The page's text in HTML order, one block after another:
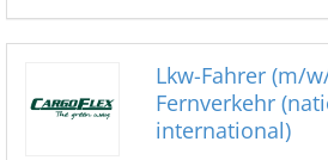
Lkw-Fahrer (m/
Fernverkehr
international)